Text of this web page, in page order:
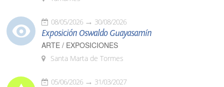
08/05/2026 30/08/2026
Exposición Oswaldo Guayasamín
ARTE / EXPOSICIONES
Santa Marta de Tormes
05/06/2026 31/03/2027